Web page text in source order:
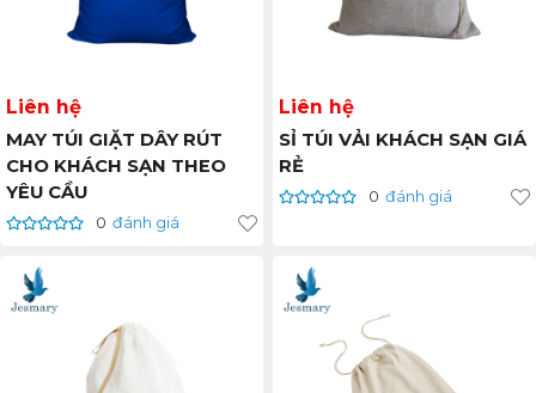
Liên hệ
MAY TÚI GIẶT DÂY RÚT
CHO KHÁCH SẠN THEO
YÊU CẦU
0 đánh giá
Liên hệ
SỈ TÚI VẢI KHÁCH SẠN GIÁ
RẺ
0 đánh giá